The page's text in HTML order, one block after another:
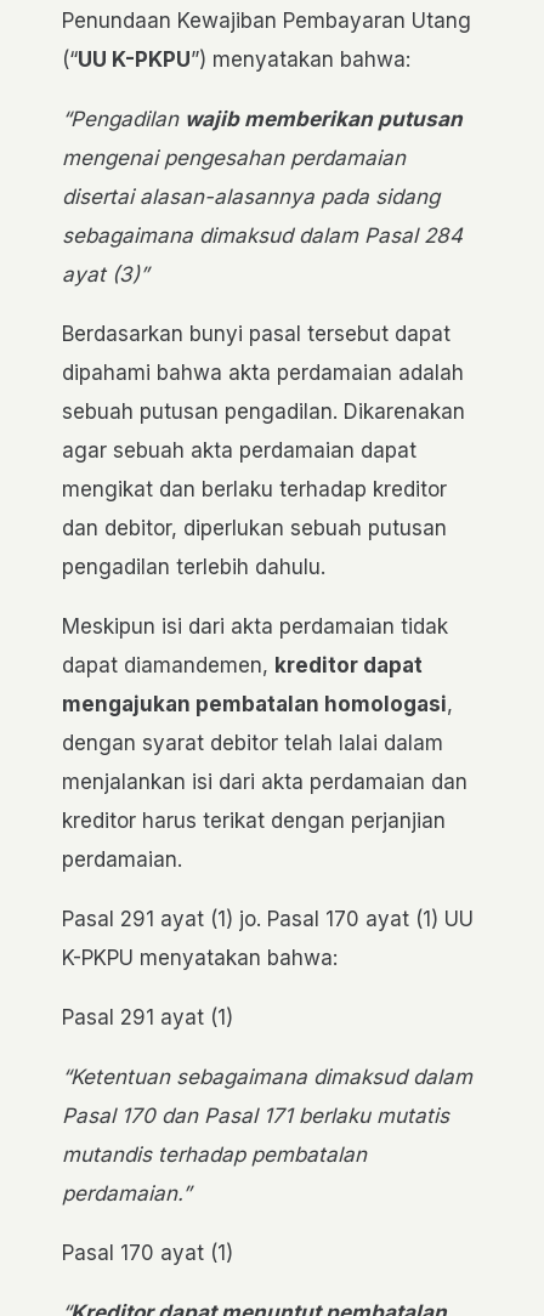
Penundaan Kewajiban Pembayaran Utang
(“UU K-PKPU”) menyatakan bahwa:
“Pengadilan wajib memberikan putusan
mengenai pengesahan perdamaian
disertai alasan-alasannya pada sidang
sebagaimana dimaksud dalam Pasal 284
ayat (3)”
Berdasarkan bunyi pasal tersebut dapat
dipahami bahwa akta perdamaian adalah
sebuah putusan pengadilan. Dikarenakan
agar sebuah akta perdamaian dapat
mengikat dan berlaku terhadap kreditor
dan debitor, diperlukan sebuah putusan
pengadilan terlebih dahulu.
Meskipun isi dari akta perdamaian tidak
dapat diamandemen, kreditor dapat
mengajukan pembatalan homologasi,
dengan syarat debitor telah lalai dalam
menjalankan isi dari akta perdamaian dan
kreditor harus terikat dengan perjanjian
perdamaian.
Pasal 291 ayat (1) jo. Pasal 170 ayat (1) UU
K-PKPU menyatakan bahwa:
Pasal 291 ayat (1)
“Ketentuan sebagaimana dimaksud dalam
Pasal 170 dan Pasal 171 berlaku mutatis
mutandis terhadap pembatalan
perdamaian.”
Pasal 170 ayat (1)